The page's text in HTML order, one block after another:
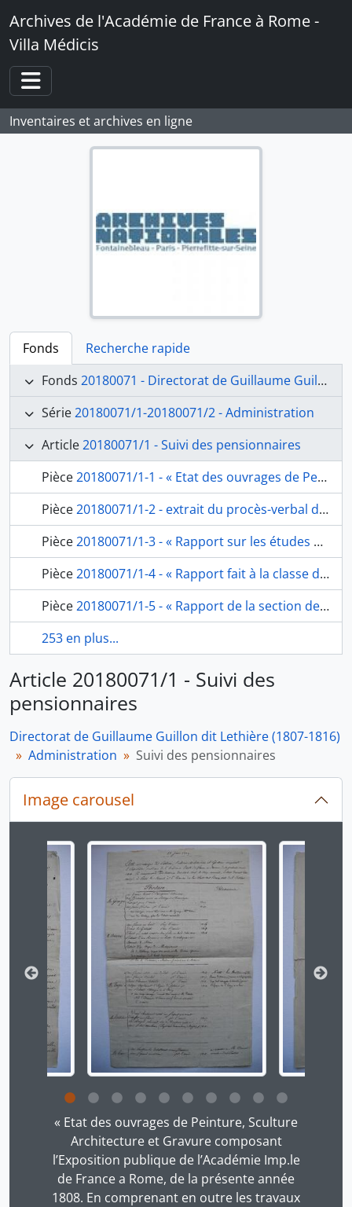
Skip to main content
Archives de l'Académie de France à Rome -
Villa Médicis
Toggle navigation
Inventaires et archives en ligne
Fonds
Recherche rapide
Fonds 20180071 - Directorat de Guillaume Guillon dit Lethière (1807-1816)
Série20180071/1-20180071/2 - Administration
Article20180071/1 - Suivi des pensionnaires
Pièce20180071/1-1 - « Etat des ouvrages de Peinture, Sculture Architecture et Gravure composant l’Exposition publique de l’Académie Imp.le de France a Rome, de la présente année 1808. En comprenant en outre les travaux de 1805. 1806. & 1807. arrierés, le tout devant être envoyé à Paris et soumis à l’Examen de la classe des Beaux arts de l’Institut », fol. 1-2
Pièce20180071/1-2 - extrait du procès-verbal de la séance du 23 septembre 1806 concernant Tiolier, de Visconti à Lethière, fol. 3
Pièce20180071/1-3 - « Rapport sur les études peintes par les pensionnaires de l’Académie de france à Rome, d’après l’examen qui en a été fait par la section de peinture de la classe des beaux arts de l’Institut », de Vincent, Regnault, Bervie, Visconti, Lebreton et Menageot, fol. 4-6
Pièce20180071/1-4 - « Rapport fait à la classe des beaux arts de l’Institut sur les ouvrages des architectes Pensionnaires du gouvernement à Rome », de Peyre, Raymond, Heurtier, Chalgrin et Dufourny, fol. 7-14
Pièce20180071/1-5 - « Rapport de la section de Musique sur les ouvrages envoyés de Rome par les elèves de composition », de Gossec, Lesureur, Berton, Cherubini, fol. 15-17
253 en plus...
Article 20180071/1 - Suivi des
pensionnaires
Directorat de Guillaume Guillon dit Lethière (1807-1816)
Administration
Suivi des pensionnaires
Image carousel
Changer la présente diapositive de ce carrousel
Cliquer sur le lien dans le titre de la description
« Etat des ouvrages de Peinture, Sculture
Architecture et Gravure composant
l’Exposition publique de l’Académie Imp.le
de France a Rome, de la présente année
1808. En comprenant en outre les travaux